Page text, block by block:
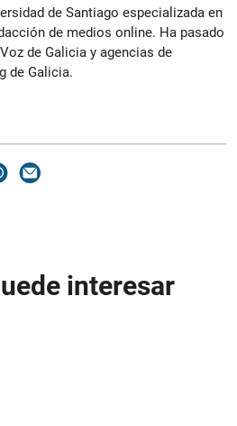
de Santiago especializada en
de medios online. Ha pasado
de Galicia y agencias de
de Galicia.
interesar